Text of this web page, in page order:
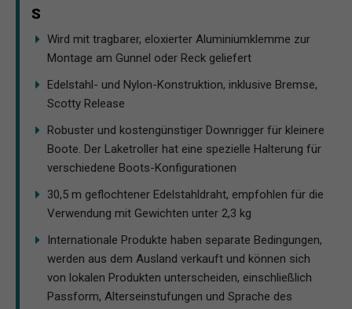
S
Wird mit tragbarer, eloxierter Aluminiumklemme zur
Montage am Gunnel oder Reck geliefert
Edelstahl- und Nylon-Konstruktion, inklusive Bremse,
Scotty Release
Robuster und kostengünstiger Downrigger für kleinere
Boote. Der Laketroller hat eine spezielle Halterung für
verschiedene Boots-Konfigurationen
30,5 m geflochtener Edelstahldraht, empfohlen für die
Verwendung mit Gewichten unter 2,3 kg
Internationale Produkte haben separate Bedingungen,
werden aus dem Ausland verkauft und können sich
von lokalen Produkten unterscheiden, einschließlich
Passform, Alterseinstufungen und Sprache des